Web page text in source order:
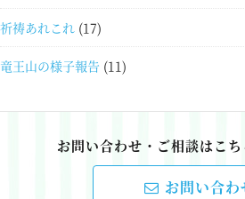
祈祷あれこれ (17)
竜王山の様子報告 (11)
お問い合わせ・ご相談はこち
お問い合わ